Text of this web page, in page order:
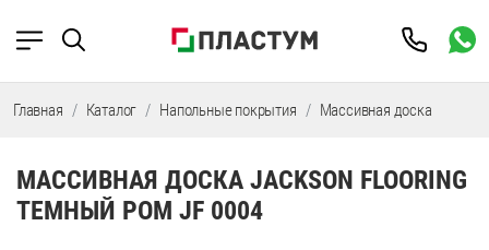
Главная Каталог Напольные покрытия Массивная доска
МАССИВНАЯ ДОСКА JACKSON FLOORING
ТЕМНЫЙ РОМ JF 0004